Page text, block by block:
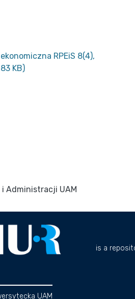
RPEiS 8(4),
KB)
i Administracji UAM
is a
UAM